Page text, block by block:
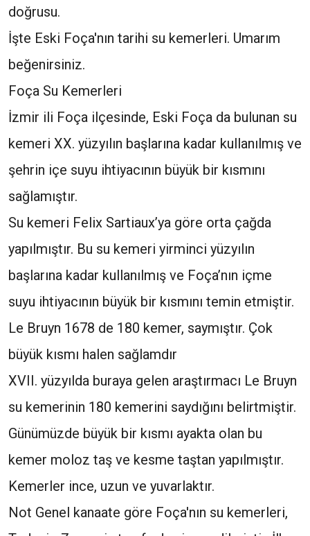
doğrusu.
İşte Eski Foça'nın tarihi su kemerleri. Umarım
beğenirsiniz.
Foça Su Kemerleri
İzmir ili Foça ilçesinde, Eski Foça da bulunan su
kemeri XX. yüzyılın başlarına kadar kullanılmış ve
şehrin içe suyu ihtiyacının büyük bir kısmını
sağlamıştır.
Su kemeri Felix Sartiaux’ya göre orta çağda
yapılmıştır. Bu su kemeri yirminci yüzyılın
başlarına kadar kullanılmış ve Foça’nın içme
suyu ihtiyacının büyük bir kısmını temin etmiştir.
Le Bruyn 1678 de 180 kemer, saymıştır. Çok
büyük kısmı halen sağlamdır
XVII. yüzyılda buraya gelen araştırmacı Le Bruyn
su kemerinin 180 kemerini saydığını belirtmiştir.
Günümüzde büyük bir kısmı ayakta olan bu
kemer moloz taş ve kesme taştan yapılmıştır.
Kemerler ince, uzun ve yuvarlaktır.
Not Genel kanaate göre Foça'nın su kemerleri,